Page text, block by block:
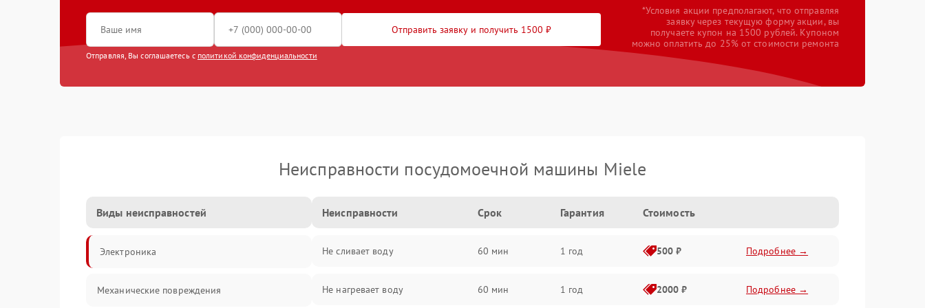
Отправить заявку и получить 1500 ₽
Отправляя, Вы соглашаетесь с политикой конфиденциальности
*Условия акции предполагают, что отправляя
заявку через текущую форму акции, вы
получаете купон на 1500 рублей. Купоном
можно оплатить до 25% от стоимости ремонта
Неисправности посудомоечной машины Miele
Виды неисправностей
Электроника
Механические повреждения
Неисправности Срок Гарантия Стоимость
Не сливает воду 60 мин 1 год 500 ₽ Подробнее →
Не нагревает воду 60 мин 1 год 2000 ₽ Подробнее →